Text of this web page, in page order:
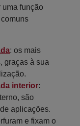
função
: os mais
graças à sua
interior:
são
aplicações.
e fixam o